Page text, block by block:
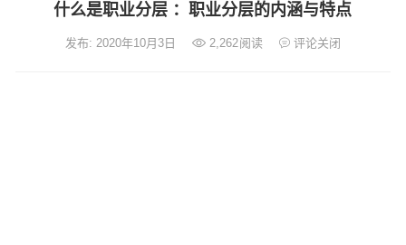
什么是职业分层 ：职业分层的内涵与特点
发布: 2020年10月3日 2,262阅读 评论关闭